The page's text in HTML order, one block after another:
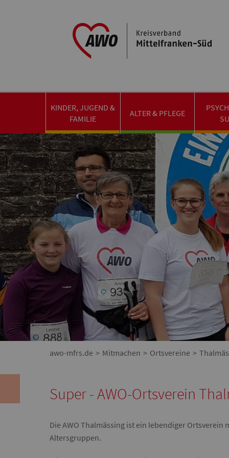
KINDER, JUGEND &
FAMILIE
ALTER & PFLEGE
awo-mfrs.de Mitmachen Ortsvereine
Super - AWO-Ortsverein
Die AWO Thalmässing ist ein lebendiger
Altersgruppen.